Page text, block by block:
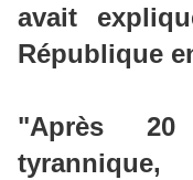
avait
République
"Après
tyrannique,